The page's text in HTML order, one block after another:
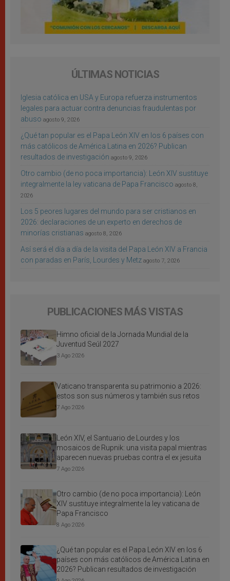
ÚLTIMAS NOTICIAS
Iglesia católica en USA y Europa refuerza instrumentos
legales para actuar contra denuncias fraudulentas por
abuso agosto 9, 2026
¿Qué tan popular es el Papa León XIV en los 6 países con
más católicos de América Latina en 2026? Publican
resultados de investigación agosto 9, 2026
Otro cambio (de no poca importancia): León XIV sustituye
integralmente la ley vaticana de Papa Francisco agosto 8,
2026
Los 5 peores lugares del mundo para ser cristianos en
2026: declaraciones de un experto en derechos de
minorías cristianas agosto 8, 2026
Así será el día a día de la visita del Papa León XIV a Francia
con paradas en París, Lourdes y Metz agosto 7, 2026
PUBLICACIONES MÁS VISTAS
Himno oficial de la Jornada Mundial de la
Juventud Seúl 2027
3 Ago 2026
Vaticano transparenta su patrimonio a 2026:
estos son sus números y también sus retos
7 Ago 2026
León XIV, el Santuario de Lourdes y los
mosaicos de Rupnik: una visita papal mientras
aparecen nuevas pruebas contra el ex jesuita
7 Ago 2026
Otro cambio (de no poca importancia): León
XIV sustituye integralmente la ley vaticana de
Papa Francisco
8 Ago 2026
¿Qué tan popular es el Papa León XIV en los 6
países con más católicos de América Latina en
2026? Publican resultados de investigación